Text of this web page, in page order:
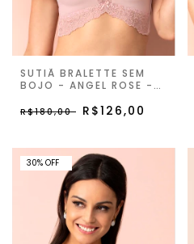
SUTIÃ BRALETTE SEM
BOJO - ANGEL ROSE -
R$180,00 R$126,00
30% OFF
30% OFF